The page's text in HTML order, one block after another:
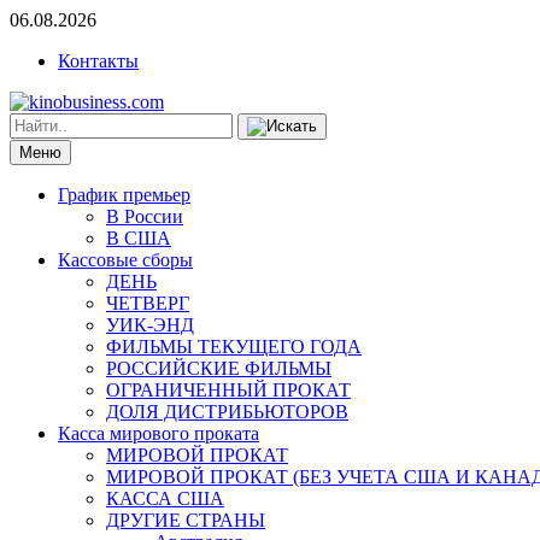
06.08.2026
Контакты
Меню
График премьер
В России
В США
Кассовые сборы
ДЕНЬ
ЧЕТВЕРГ
УИК-ЭНД
ФИЛЬМЫ ТЕКУЩЕГО ГОДА
РОССИЙСКИЕ ФИЛЬМЫ
ОГРАНИЧЕННЫЙ ПРОКАТ
ДОЛЯ ДИСТРИБЬЮТОРОВ
Касса мирового проката
МИРОВОЙ ПРОКАТ
МИРОВОЙ ПРОКАТ (БЕЗ УЧЕТА США И
КАССА США
ДРУГИЕ СТРАНЫ